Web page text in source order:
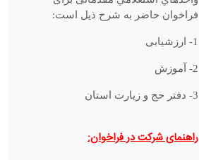
فراخوان حاضر به شرح ذیل است:
1- ارزشیابی
2- آموزش
3- دفتر حج و زیارت استان
راهنمای شرکت در فراخوان: